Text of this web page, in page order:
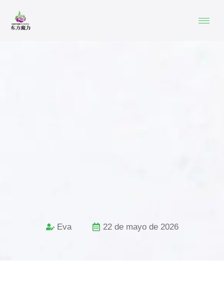
Eva 22 de mayo de 2026